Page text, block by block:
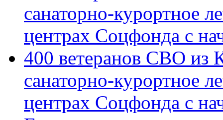
санаторно-курортное
центрах Соцфонда с
400 ветеранов СВО из
санаторно-курортное
центрах Соцфонда с